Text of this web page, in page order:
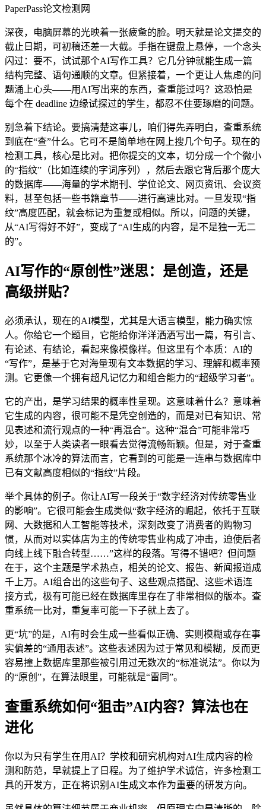
PaperPass论文检测网
深夜，电脑屏幕的光映着一张疲惫的脸。明天就是论文提交的
截止日期，可初稿还差一大截。手指在键盘上悬停，一个念头
闪过：要不，试试那个AI写作工具？它几分钟就能生成一篇
结构完整、语句通顺的文章。但紧接着，一个更让人焦虑的问
题涌上心头——用AI写出来的东西，查重能过吗？这恐怕是
每个在 deadline 边缘试探过的学生，都忍不住要琢磨的问题。
别急着下结论。要搞清楚这事儿，咱们得先弄明白，查重系统
到底在“查”什么。它可不是简单地在网上搜几个句子。现在的
检测工具，核心是比对。把你提交的文本，切分成一个个微小
的“指纹”（比如连续的字词序列），然后去跟它背后那个庞大
的数据库——海量的学术期刊、学位论文、网页资讯、会议资
料，甚至包括一些书籍章节——进行高速比对。一旦发现“指
纹”高度匹配，就会标记为重复或相似。所以，问题的关键，
从“AI写得好不好”，变成了“AI生成的内容，是不是独一无二
的”。
AI写作的“原创性”迷思：是创造，还是
高级拼贴？
必须承认，现在的AI模型，尤其是大语言模型，能力确实惊
人。你给它一个题目，它能给你洋洋洒洒写出一篇，有引言、
有论述、有结论，看起来像模像样。但这里有个本质：AI的
“写作”，是基于它对海量现有文本数据的学习、理解和概率预
测。它更像一个拥有超凡记忆力和组合能力的“超级学习者”。
它的产出，是学习结果的概率性呈现。这意味着什么？意味着
它生成的内容，很可能不是凭空创造的，而是对已有知识、常
见表述和流行观点的一种“再混合”。这种“混合”可能非常巧
妙，以至于人类读者一眼看去觉得流畅新颖。但是，对于查重
系统那个冰冷的算法而言，它看到的可能是一连串与数据库中
已有文献高度相似的“指纹”片段。
举个具体的例子。你让AI写一段关于“数字经济对传统零售业
的影响”。它很可能会生成类似“数字经济的崛起，依托于互联
网、大数据和人工智能等技术，深刻改变了消费者的购物习
惯，从而对以实体店为主的传统零售业构成了冲击，迫使后者
向线上线下融合转型……”这样的段落。写得不错吧？但问题
在于，这个主题是学术热点，相关的论文、报告、新闻报道成
千上万。AI组合出的这些句子、这些观点搭配、这些术语连
接方式，极有可能已经在数据库里存在了非常相似的版本。查
重系统一比对，重复率可能一下子就上去了。
更“坑”的是，AI有时会生成一些看似正确、实则模糊或存在事
实偏差的“通用表述”。这些表述因为过于常见和模糊，反而更
容易撞上数据库里那些被引用过无数次的“标准说法”。你以为
的“原创”，在算法眼里，可能就是“雷同”。
查重系统如何“狙击”AI内容？算法也在
进化
你以为只有学生在用AI？学校和研究机构对AI生成内容的检
测和防范，早就提上了日程。为了维护学术诚信，许多检测工
具的开发方，正在将识别AI生成文本作为重要的研发方向。